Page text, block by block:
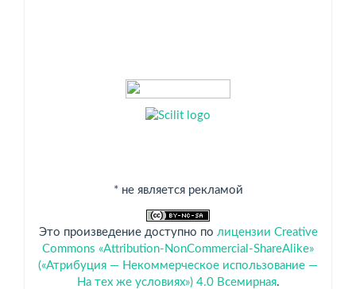
* не является рекламой
Это произведение доступно по лицензии Creative
Commons «Attribution-NonCommercial-ShareAlike»
(«Атрибуция — Некоммерческое использование —
На тех же условиях») 4.0 Всемирная.